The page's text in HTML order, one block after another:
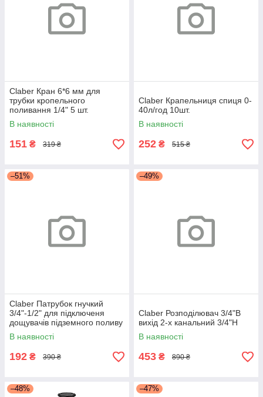
Claber Кран 6*6 мм для
трубки кропельного
поливання 1/4" 5 шт.
В наявності
151 ₴ 319 ₴
Claber Крапельниця спиця 0-
40л/год 10шт.
В наявності
252 ₴ 515 ₴
–51%
Claber Патрубок гнучкий
3/4"-1/2" для підключеня
дощувачів підземного поливу
В наявності
192 ₴ 390 ₴
–49%
Claber Розподілювач 3/4"В
вихід 2-х канальний 3/4"Н
В наявності
453 ₴ 890 ₴
–48% –47%